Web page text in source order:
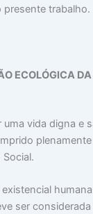
presente trabalho.
ECOLÓGICA
uma vida digna e
Social.
ser